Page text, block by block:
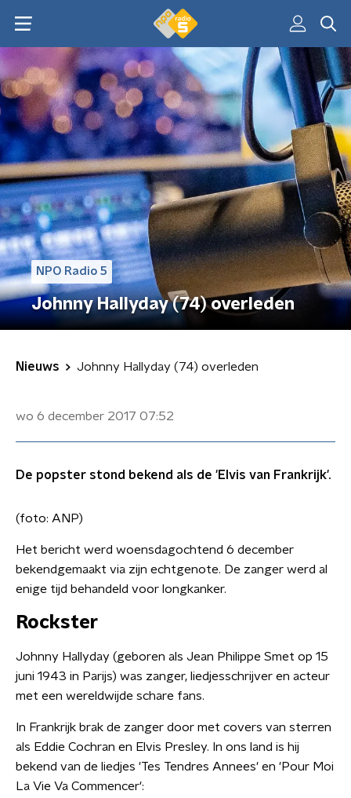
NPO Radio 5
Johnny Hallyday (74) overleden
Nieuws Johnny Hallyday (74) overleden
wo 6 december 2017 07:52
De popster stond bekend als de 'Elvis van Frankrijk'.
(foto: ANP)
Het bericht werd woensdagochtend 6 december
bekendgemaakt via zijn echtgenote. De zanger werd al
enige tijd behandeld voor longkanker.
Rockster
Johnny Hallyday (geboren als Jean Philippe Smet op 15
juni 1943 in Parijs) was zanger, liedjesschrijver en acteur
met een wereldwijde schare fans.
In Frankrijk brak de zanger door met covers van sterren
als Eddie Cochran en Elvis Presley. In ons land is hij
bekend van de liedjes 'Tes Tendres Annees' en 'Pour Moi
La Vie Va Commencer':